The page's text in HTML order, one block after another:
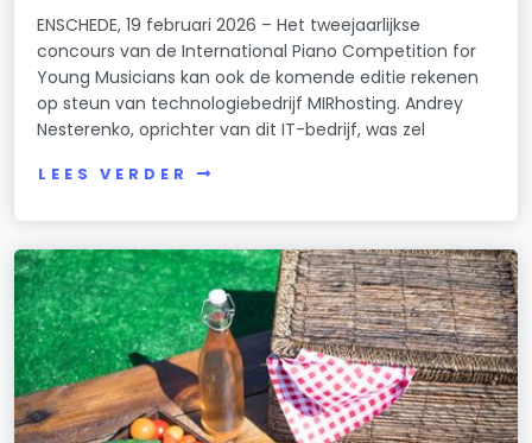
ENSCHEDE, 19 februari 2026 – Het tweejaarlijkse
concours van de International Piano Competition for
Young Musicians kan ook de komende editie rekenen
op steun van technologiebedrijf MIRhosting. Andrey
Nesterenko, oprichter van dit IT-bedrijf, was zel
LEES VERDER